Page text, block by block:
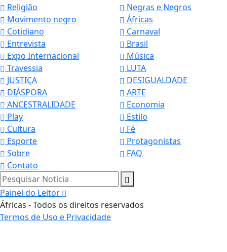
Religião
Negras e Negros
Movimento negro
Áfricas
Cotidiano
Carnaval
Entrevista
Brasil
Expo Internacional
Música
Travessia
LUTA
JUSTIÇA
DESIGUALDADE
DIÁSPORA
ARTE
ANCESTRALIDADE
Economia
Play
Estilo
Cultura
Fé
Esporte
Protagonistas
Sobre
FAQ
Contato
Pesquisar Notícia
Painel do Leitor
Áfricas - Todos os direitos reservados
Termos de Uso e Privacidade